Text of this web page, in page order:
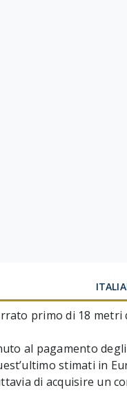
primo di 18 metri
al pagamento
stimati in
di acquisire un